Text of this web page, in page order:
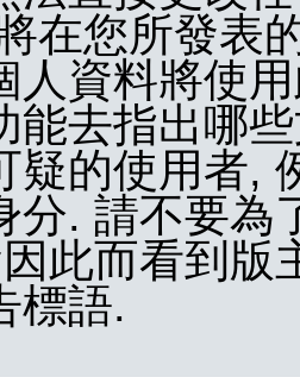
在您所發表
人資料將使
能去指出哪
疑的使用者,
分. 請不要為
此而看到版
標語.